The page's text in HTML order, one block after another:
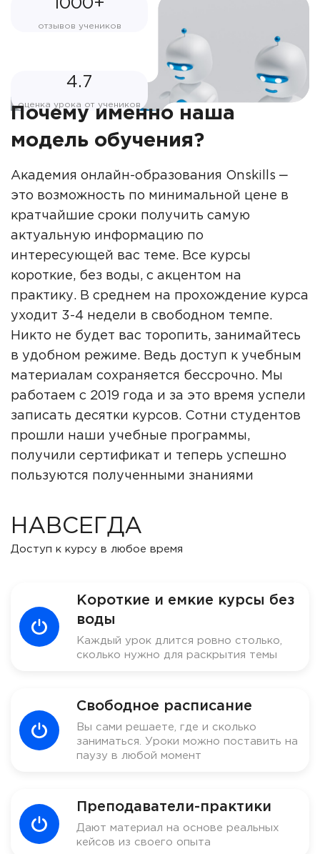
1000+
отзывов учеников
4.7
оценка урока от учеников
Почему именно наша
модель обучения?
Академия онлайн-образования Onskills ‒
это возможность по минимальной цене в
кратчайшие сроки получить самую
актуальную информацию по
интересующей вас теме. Все курсы
короткие, без воды, с акцентом на
практику. В среднем на прохождение курса
уходит 3-4 недели в свободном темпе.
Никто не будет вас торопить, занимайтесь
в удобном режиме. Ведь доступ к учебным
материалам сохраняется бессрочно. Мы
работаем с 2019 года и за это время успели
записать десятки курсов. Сотни студентов
прошли наши учебные программы,
получили сертификат и теперь успешно
пользуются полученными знаниями
НАВСЕГДА
Доступ к курсу в любое время
Короткие и емкие курсы без
воды
Каждый урок длится ровно столько,
сколько нужно для раскрытия темы
Свободное расписание
Вы сами решаете, где и сколько
заниматься. Уроки можно поставить на
паузу в любой момент
Преподаватели-практики
Дают материал на основе реальных
кейсов из своего опыта